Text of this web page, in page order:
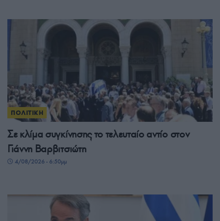
ΠΟΛΙΤΙΚΗ
Σε κλίμα συγκίνησης το τελευταίο αντίο στον
Γιάννη Βαρβιτσιώτη
4/08/2026 - 6:50μμ